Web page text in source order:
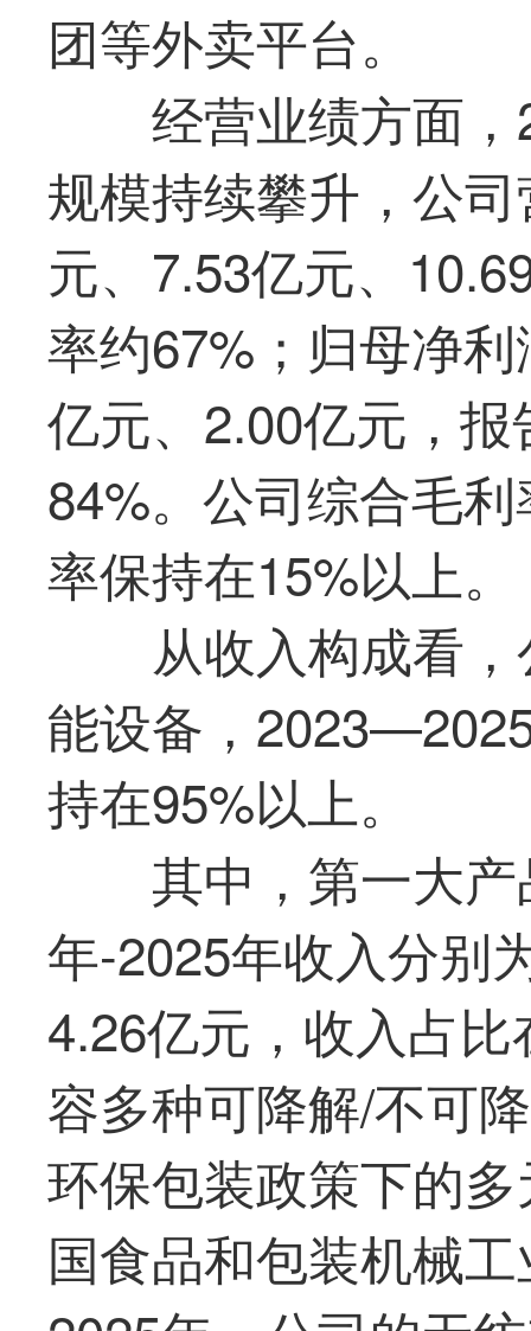
团等外卖平台。
经营业绩方面
规模持续攀升，公
元、7.53亿元、
率约67%；归母净
亿元、2.00亿元，
84%。公司综合毛
率保持在15%以上。
从收入构成看
能设备，
持在95%以上。
其中， 第一大
年-2025年收入分别
4.26亿元，收入占
容多种可降解/不可
环保包装政策下的
国食品和包装机械